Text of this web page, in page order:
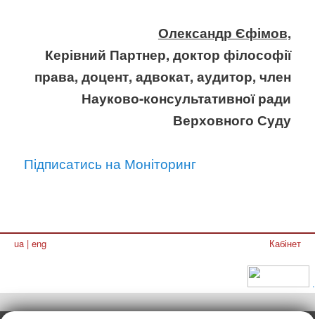
Олександр Єфімов,
Керівний Партнер, доктор філософії
права, доцент, адвокат, аудитор, член
Науково-консультативної ради
Верховного Суду
Підписатись на Моніторинг
ua | eng Кабінет
.